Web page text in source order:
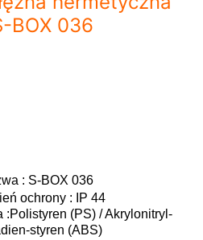
BOX 036
: S-BOX 036
ochrony : IP 44
:Polistyren (PS) / Akrylonitryl-
styren (ABS)